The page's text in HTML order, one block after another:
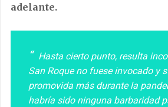
adelante.
Hasta cierto punto, resulta
San Roque no fuese invocado y
promovida más durante la
habría sido ninguna barbaridad